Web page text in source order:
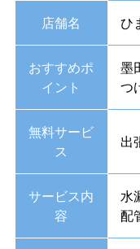
店舗名 ひ
おすすめポ
イント
墨
つ
無料サービ
ス
出
サービス内
容
水
配